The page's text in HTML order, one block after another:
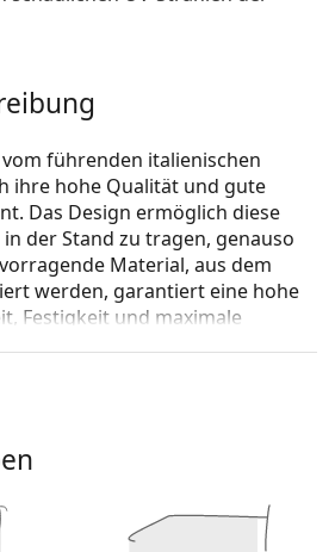
vom führenden italienischen
ihre hohe Qualität und gute
Das Design ermöglich diese
der Stand zu tragen, genauso
Material, aus dem
werden, garantiert eine hohe
Festigkeit und maximale
in dieser Brille aussehen.
der Brillenfassung passt perfekt